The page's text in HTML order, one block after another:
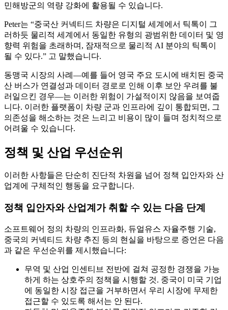
민해방군의 역량 강화에 활용될 수 있습니다.
Peter는 “중국산 커넥티드 차량은 디지털 세계에서 틱톡이 그
러하듯 물리적 세계에서 동일한 유형의 광범위한 데이터 및 영
향력 위험을 초래하며, 잠재적으로 물리적 AI 분야의 틱톡이
될 수 있다.” 고 말했습니다.
동맹국 시장의 사례—예를 들어 영국 주요 도시에 배치된 중국
산 버스가 연결성과 데이터 경로로 인해 이후 보안 우려를 불
러일으킨 경우—는 이러한 위험이 가설적이지 않음을 보여줍
니다. 이러한 플랫폼이 차량 군과 인프라에 깊이 통합되면, 그
의존성을 해소하는 것은 느리고 비용이 많이 들며 정치적으로
어려울 수 있습니다.
정책 및 산업 우선순위
이러한 사항들은 단순히 진단적 차원을 넘어 정책 입안자와 산
업계에 구체적인 행동을 요구합니다.
정책 입안자와 산업계가 취할 수 있는 다음 단계
소프트웨어 정의 차량의 인프라화, 듀얼유스 자율주행 기술,
중국의 커넥티드 차량 추진 등의 현실을 바탕으로 증언은 다음
과 같은 우선순위를 제시했습니다:
무역 및 산업 인센티브 전반에 걸쳐 공정한 경쟁을 가능
하게 하는 상호주의 정책을 시행할 것. 중국이 미국 기업
에 동일한 시장 접근을 거부하면서 우리 시장에 무제한
접근할 수 있도록 해서는 안 된다.